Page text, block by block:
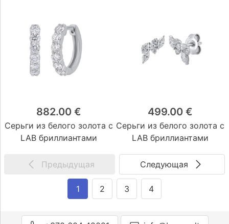
882.00 €
Серьги из белого золота с
LAB бриллиантами
499.00 €
Серьги из белого золота с
LAB бриллиантами
Предыдущая Следующая
1 2 3 4